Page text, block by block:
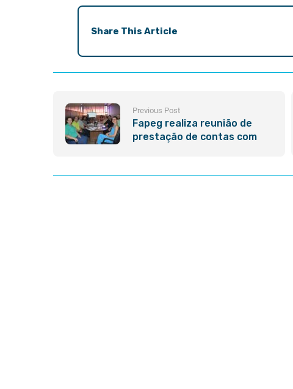
Share This Article
Previous Post
Fapeg realiza reunião de
prestação de contas com
Programa para Conservação